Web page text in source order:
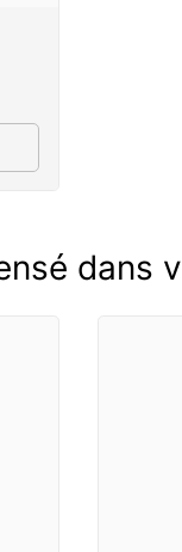
dans